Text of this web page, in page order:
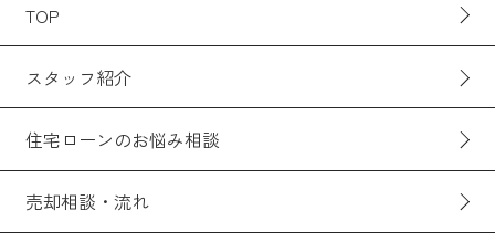
TOP
スタッフ紹介
住宅ローンのお悩み相談
売却相談・流れ